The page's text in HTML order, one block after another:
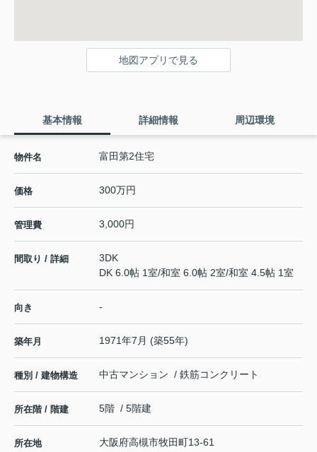
地図アプリで見る
基本情報 詳細情報 周辺環境
物件名 富田第2住宅
価格 300万円
管理費 3,000円
間取り / 詳細
3DK
DK 6.0帖 1室/和室 6.0帖 2室/和室 4.5帖 1室
向き -
築年月 1971年7月 (築55年)
種別 / 建物構造 中古マンション / 鉄筋コンクリート
所在階 / 階建 5階 / 5階建
所在地 大阪府高槻市牧田町13-61